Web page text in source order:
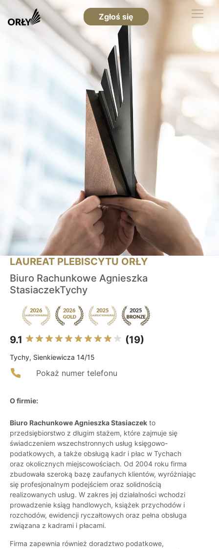
Zgłoś się
LAUREAT PLEBISCYTU ORŁY
Biuro Rachunkowe Agnieszka
StasiaczekTychy
9.1 (19)
Tychy, Sienkiewicza 14/15
Pokaż numer telefonu
O firmie:
Biuro Rachunkowe Agnieszka Stasiaczek to
przedsiębiorstwo z długim stażem, które zajmuje się
świadczeniem wszechstronnych usług księgowo-
podatkowych, a także obsługą kadr i płac w Tychach
oraz okolicznych miejscowościach. Od 2004 roku firma
zbudowała szeroką bazę zaufanych klientów, wyróżniając
się profesjonalnym podejściem oraz solidnością
realizowanych usług. W zakres jej działalności wchodzi
prowadzenie ksiąg handlowych, książek przychodów i
rozchodów, ewidencji ryczałtowych oraz pełna obsługa
związana z kadrami i płacami.
Firma zapewnia również doradztwo podatkowe,